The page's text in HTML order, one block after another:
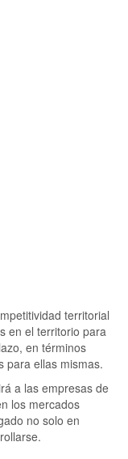
territorial
en el territorio para
en términos
para ellas mismas.
a las empresas de
los mercados
no solo en